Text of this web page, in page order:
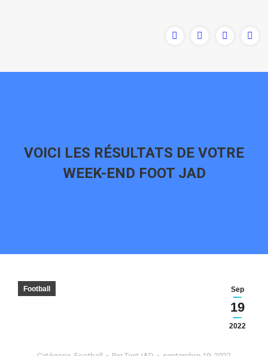
VOICI LES RÉSULTATS DE VOTRE
WEEK-END FOOT JAD
Sep
19
2022
Football